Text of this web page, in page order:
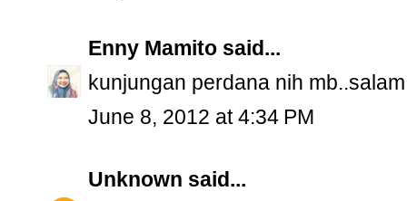
Enny Mamito said...
kunjungan perdana nih
June 8, 2012 at 4:34 PM
Unknown said...